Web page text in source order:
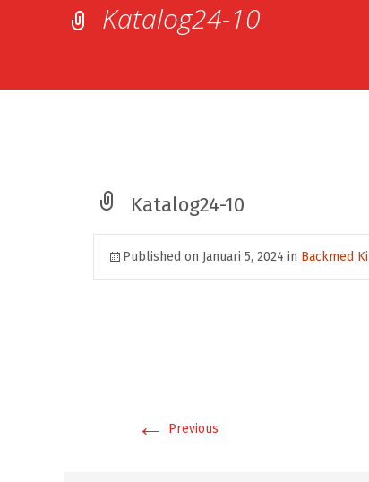
Katalog24-10
Katalog24-10
Published on Januari 5, 2024 in Backmed
← Previous